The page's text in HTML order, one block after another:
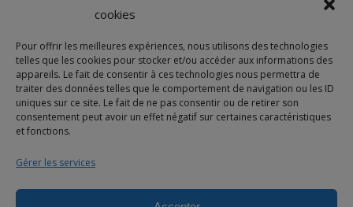
cookies
Pour offrir les meilleures expériences, nous utilisons des technologies
telles que les cookies pour stocker et/ou accéder aux informations des
appareils. Le fait de consentir à ces technologies nous permettra de
traiter des données telles que le comportement de navigation ou les ID
uniques sur ce site. Le fait de ne pas consentir ou de retirer son
consentement peut avoir un effet négatif sur certaines caractéristiques
et fonctions.
Gérer les services
2,90€